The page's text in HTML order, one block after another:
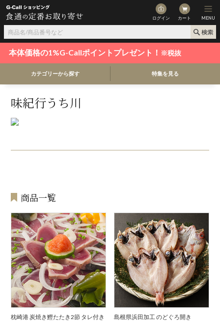
ログイン カート MENU
本体価格の1%G-Callポイントプレゼント！ ※税抜
カテゴリーから探す 特集を見る
味紀行うち川
商品一覧
枕崎港 炭焼き鰹たたき2節 タレ付き 島根県浜田加工 のどぐろ開き